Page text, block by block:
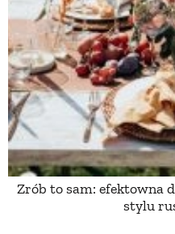
Zrób to sam: efektowna
stylu